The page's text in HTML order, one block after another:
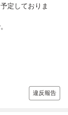
定しておりま
違反報告